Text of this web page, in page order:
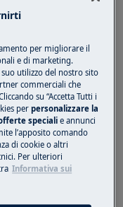
del
possono
Il fermo (indicato
sul lato
per migliorare il
e di marketing.
utilizzo del nostro sito
commerciali che
su “Accetta Tutti i
perpersonalizzare la
speciali e annunci
l’apposito comando
di cookie o altri
Per ulteriori
Informativa sui